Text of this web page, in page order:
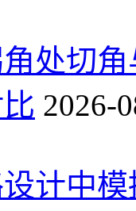
处切
2026-
计中